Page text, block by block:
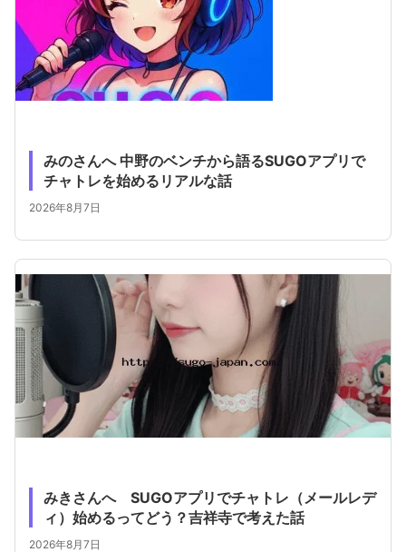
みのさんへ 中野のベンチから語るSUGOアプリで
チャトレを始めるリアルな話
2026年8月7日
みきさんへ SUGOアプリでチャトレ（メールレデ
ィ）始めるってどう？吉祥寺で考えた話
2026年8月7日